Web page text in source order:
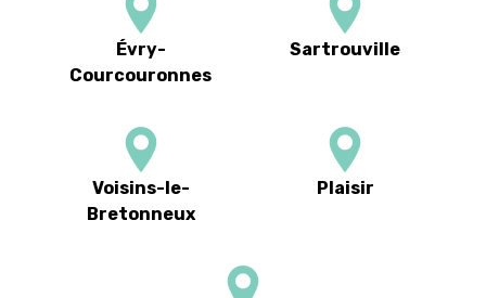
Évry-
Courcouronnes
Sartrouville
Voisins-le-
Bretonneux
Plaisir